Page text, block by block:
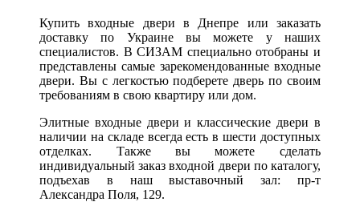
Купить входные двери в Днепре или заказать
доставку по Украине вы можете у наших
специалистов. В СИЗАМ специально отобраны и
представлены самые зарекомендованные входные
двери. Вы с легкостью подберете дверь по своим
требованиям в свою квартиру или дом.
Элитные входные двери и классические двери в
наличии на складе всегда есть в шести доступных
отделках. Также вы можете сделать
индивидуальный заказ входной двери по каталогу,
подъехав в наш выставочный зал: пр-т
Александра Поля, 129.